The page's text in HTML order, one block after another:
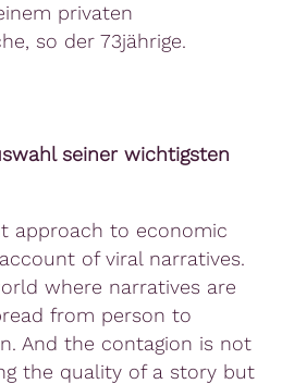
privaten
so der 73jährige.
seiner wichtigsten
approach to economic
of viral narratives.
where narratives are
from person to
And the contagion is not
the quality of a story but